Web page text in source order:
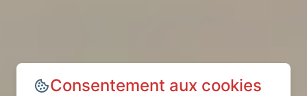
Consentement aux cookies